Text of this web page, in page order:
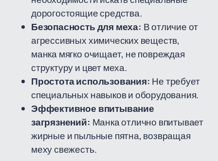
дорогостоящие средства.
Безопасность для меха: В отличие от
агрессивных химических веществ,
манка мягко очищает, не повреждая
структуру и цвет меха.
Простота использования: Не требует
специальных навыков и оборудования.
Эффективное впитывание
загрязнений: Манка отлично впитывает
жирные и пыльные пятна, возвращая
меху свежесть.